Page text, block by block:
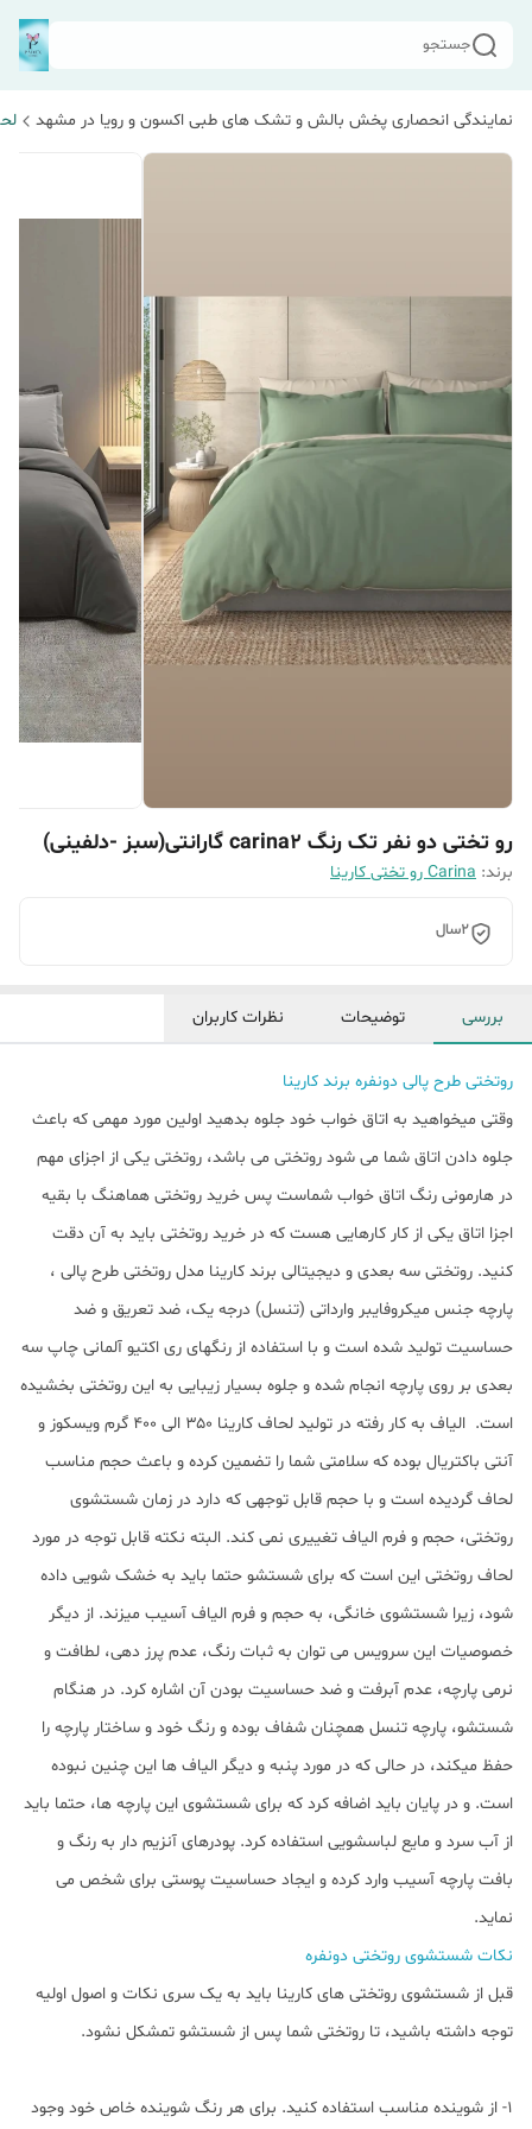
جستجو
نمایندگی انحصاری پخش بالش و تشک های طبی اکسون و رویا در مشهد
رو تختی دو نفر تک رنگ carina2 گارانتی(سبز -دلفینی)
برند: Carina رو تختی کارینا
2سال
بررسی توضیحات نظرات کاربران
روتختی طرح پالی دونفره برند کارینا
وقتی میخواهید به اتاق خواب خود جلوه بدهید اولین مورد مهمی که باعث
جلوه دادن اتاق شما می شود روتختی می باشد، روتختی یکی از اجزای مهم
در هارمونی رنگ اتاق خواب شماست پس خرید روتختی هماهنگ با بقیه
اجزا اتاق یکی از کار کارهایی هست که در خرید روتختی باید به آن دقت
کنید. روتختی سه بعدی و دیجیتالی برند کارینا مدل روتختی طرح پالی ،
پارچه جنس میکروفایبر وارداتی (تنسل) درجه یک، ضد تعریق و ضد
حساسیت تولید شده است و با استفاده از رنگهای ری اکتیو آلمانی چاپ سه
بعدی بر روی پارچه انجام شده و جلوه بسیار زیبایی به این روتختی بخشیده
است. الیاف به کار رفته در تولید لحاف کارینا ۳۵۰ الی ۴۰۰ گرم ویسکوز و
آنتی باکتریال بوده که سلامتی شما را تضمین کرده و باعث حجم مناسب
لحاف گردیده است و با حجم قابل توجهی که دارد در زمان شستشوی
روتختی، حجم و فرم الیاف تغییری نمی کند. البته نکته قابل توجه در مورد
لحاف روتختی این است که برای شستشو حتما باید به خشک شویی داده
شود، زیرا شستشوی خانگی، به حجم و فرم الیاف آسیب میزند. از دیگر
ﺧﺼﻮﺻﯿﺎت این سرویس می توان به ﺛﺒﺎت رﻧﮓ، ﻋﺪم ﭘﺮز دﻫﯽ، ﻟﻄﺎﻓﺖ و
ﻧﺮﻣﯽ پارچه، عدم آﺑﺮﻓﺖ و ضد حساسیت بودن آن اشاره کرد. در هنگام
شستشو، پارچه تنسل همچنان شفاف بوده و رنگ خود و ساختار پارچه را
حفظ میکند، در حالی که در مورد پنبه و دیگر الیاف ها این چنین نبوده
است. و در پایان باید اضافه کرد که برای شستشوی این پارچه ها، حتما باید
از آب سرد و مایع لباسشویی استفاده کرد. پودرهای آنزیم دار به رنگ و
بافت پارچه آسیب وارد کرده و ایجاد حساسیت پوستی برای شخص می
نماید.
نکات شستشوی روتختی دونفره
قبل از شستشوی روتختی های کارینا باید به یک سری نکات و اصول اولیه
توجه داشته باشید، تا روتختی شما پس از شستشو تمشکل نشود.
1- از شوینده مناسب استفاده کنید. برای هر رنگ شوینده خاص خود وجود